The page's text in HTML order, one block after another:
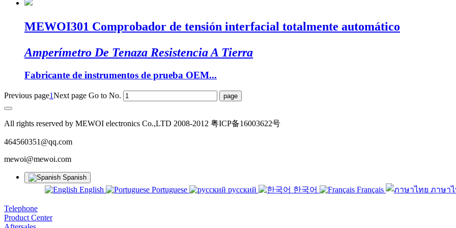
MEWOI301 Comprobador de tensión interfacial totalmente automático
Amperímetro De Tenaza Resistencia A Tierra
Fabricante de instrumentos de prueba OEM...
Previous page1Next page Go to No.
All rights reserved by MEWOI electronics Co.,LTD 2008-2012 粤ICP备16003622号
464560351@qq.com
mewoi@mewoi.com
Spanish
English Portuguese русский 한국어 Français ภาษา
Telephone
Product Center